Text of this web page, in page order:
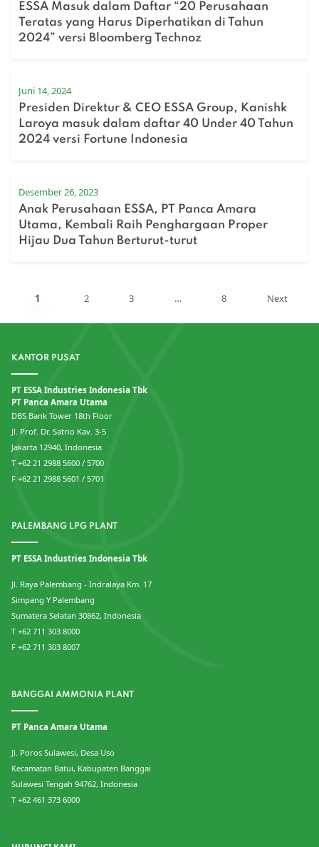
ESSA Masuk dalam Daftar “20 Perusahaan
Teratas yang Harus Diperhatikan di Tahun
2024” versi Bloomberg Technoz
Juni 14, 2024
Presiden Direktur & CEO ESSA Group, Kanishk
Laroya masuk dalam daftar 40 Under 40 Tahun
2024 versi Fortune Indonesia
Desember 26, 2023
Anak Perusahaan ESSA, PT Panca Amara
Utama, Kembali Raih Penghargaan Proper
Hijau Dua Tahun Berturut-turut
1 2 3 … 8 Next
KANTOR PUSAT
PT ESSA Industries Indonesia Tbk
PT Panca Amara Utama
DBS Bank Tower 18th Floor
Jl. Prof. Dr. Satrio Kav. 3-5
Jakarta 12940, Indonesia
T +62 21 2988 5600 / 5700
F +62 21 2988 5601 / 5701
PALEMBANG LPG PLANT
PT ESSA Industries Indonesia Tbk
Jl. Raya Palembang - Indralaya Km. 17
Simpang Y Palembang
Sumatera Selatan 30862, Indonesia
T +62 711 303 8000
F +62 711 303 8007
BANGGAI AMMONIA PLANT
PT Panca Amara Utama
Jl. Poros Sulawesi, Desa Uso
Kecamatan Batui, Kabupaten Banggai
Sulawesi Tengah 94762, Indonesia
T +62 461 373 6000